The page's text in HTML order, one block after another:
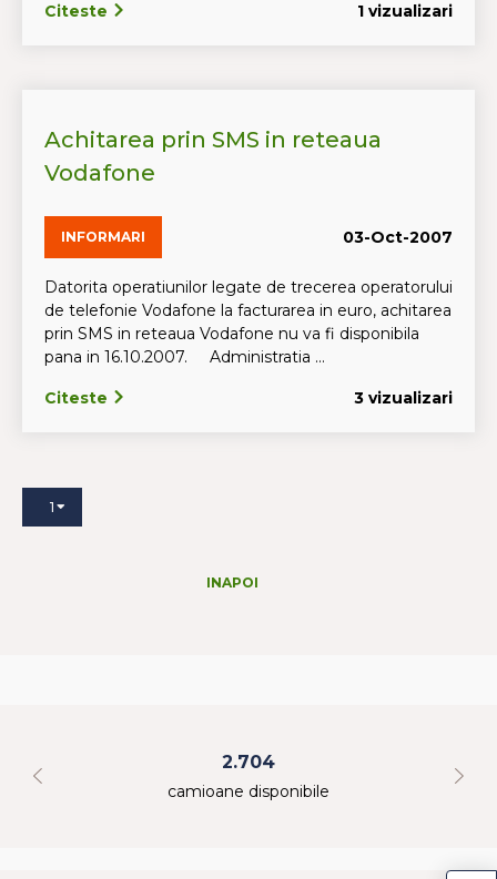
Citeste 1 vizualizari
Achitarea prin SMS in reteaua
Vodafone
INFORMARI 03-Oct-2007
Datorita operatiunilor legate de trecerea operatorului
de telefonie Vodafone la facturarea in euro, achitarea
prin SMS in reteaua Vodafone nu va fi disponibila
pana in 16.10.2007. Administratia ...
Citeste 3 vizualizari
1
INAPOI
2.704
camioane disponibile